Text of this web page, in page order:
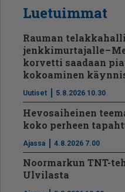
Luetuimmat
Rauman
jenkkimurtajalle –
korvetti saadaan
kokoaminen
Uutiset 5.8.2026 10.30
Hevosaiheinen
koko perheen
Ajassa 4.8.2026 7.00
Noormarkun TNT-
Ulvilasta